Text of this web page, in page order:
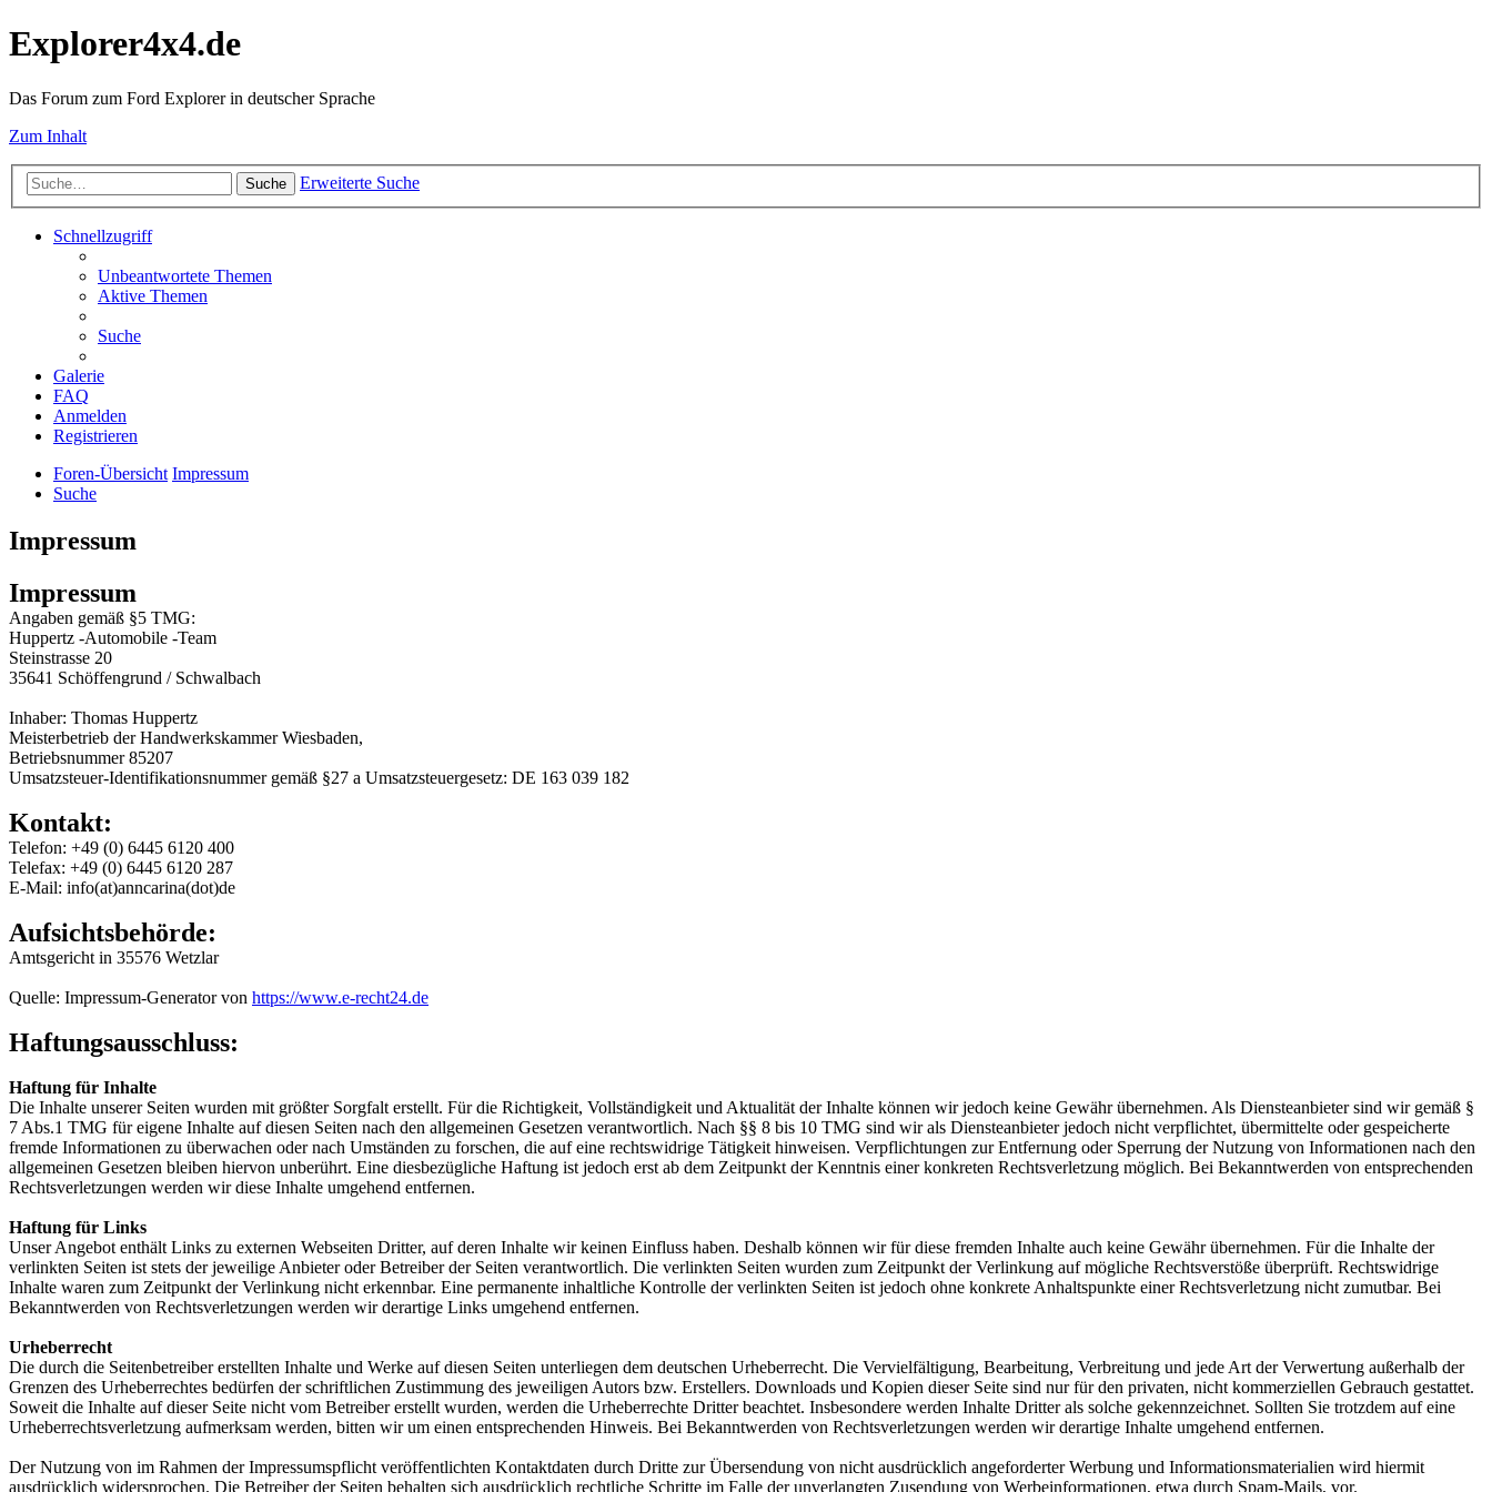
Explorer4x4.de
Das Forum zum Ford Explorer in deutscher Sprache
Zum Inhalt
Suche Erweiterte Suche
Schnellzugriff
Unbeantwortete Themen
Aktive Themen
Suche
Galerie
FAQ
Anmelden
Registrieren
Foren-Übersicht Impressum
Suche
Impressum
Impressum
Angaben gemäß §5 TMG:
Huppertz -Automobile -Team
Steinstrasse 20
35641 Schöffengrund / Schwalbach
Inhaber: Thomas Huppertz
Meisterbetrieb der Handwerkskammer Wiesbaden,
Betriebsnummer 85207
Umsatzsteuer-Identifikationsnummer gemäß §27 a Umsatzsteuergesetz: DE 163 039 182
Kontakt:
Telefon: +49 (0) 6445 6120 400
Telefax: +49 (0) 6445 6120 287
E-Mail: info(at)anncarina(dot)de
Aufsichtsbehörde:
Amtsgericht in 35576 Wetzlar
Quelle: Impressum-Generator von https://www.e-recht24.de
Haftungsausschluss:
Haftung für Inhalte
Die Inhalte unserer Seiten wurden mit größter Sorgfalt erstellt. Für die Richtigkeit, Vollständigkeit und Aktualität der Inhalte können wir jedoch keine Gewähr übernehmen. Als Diensteanbieter sind wir gemäß §
7 Abs.1 TMG für eigene Inhalte auf diesen Seiten nach den allgemeinen Gesetzen verantwortlich. Nach §§ 8 bis 10 TMG sind wir als Diensteanbieter jedoch nicht verpflichtet, übermittelte oder gespeicherte
fremde Informationen zu überwachen oder nach Umständen zu forschen, die auf eine rechtswidrige Tätigkeit hinweisen. Verpflichtungen zur Entfernung oder Sperrung der Nutzung von Informationen nach den
allgemeinen Gesetzen bleiben hiervon unberührt. Eine diesbezügliche Haftung ist jedoch erst ab dem Zeitpunkt der Kenntnis einer konkreten Rechtsverletzung möglich. Bei Bekanntwerden von entsprechenden
Rechtsverletzungen werden wir diese Inhalte umgehend entfernen.
Haftung für Links
Unser Angebot enthält Links zu externen Webseiten Dritter, auf deren Inhalte wir keinen Einfluss haben. Deshalb können wir für diese fremden Inhalte auch keine Gewähr übernehmen. Für die Inhalte der
verlinkten Seiten ist stets der jeweilige Anbieter oder Betreiber der Seiten verantwortlich. Die verlinkten Seiten wurden zum Zeitpunkt der Verlinkung auf mögliche Rechtsverstöße überprüft. Rechtswidrige
Inhalte waren zum Zeitpunkt der Verlinkung nicht erkennbar. Eine permanente inhaltliche Kontrolle der verlinkten Seiten ist jedoch ohne konkrete Anhaltspunkte einer Rechtsverletzung nicht zumutbar. Bei
Bekanntwerden von Rechtsverletzungen werden wir derartige Links umgehend entfernen.
Urheberrecht
Die durch die Seitenbetreiber erstellten Inhalte und Werke auf diesen Seiten unterliegen dem deutschen Urheberrecht. Die Vervielfältigung, Bearbeitung, Verbreitung und jede Art der Verwertung außerhalb der
Grenzen des Urheberrechtes bedürfen der schriftlichen Zustimmung des jeweiligen Autors bzw. Erstellers. Downloads und Kopien dieser Seite sind nur für den privaten, nicht kommerziellen Gebrauch gestattet.
Soweit die Inhalte auf dieser Seite nicht vom Betreiber erstellt wurden, werden die Urheberrechte Dritter beachtet. Insbesondere werden Inhalte Dritter als solche gekennzeichnet. Sollten Sie trotzdem auf eine
Urheberrechtsverletzung aufmerksam werden, bitten wir um einen entsprechenden Hinweis. Bei Bekanntwerden von Rechtsverletzungen werden wir derartige Inhalte umgehend entfernen.
Der Nutzung von im Rahmen der Impressumspflicht veröffentlichten Kontaktdaten durch Dritte zur Übersendung von nicht ausdrücklich angeforderter Werbung und Informationsmaterialien wird hiermit
ausdrücklich widersprochen. Die Betreiber der Seiten behalten sich ausdrücklich rechtliche Schritte im Falle der unverlangten Zusendung von Werbeinformationen, etwa durch Spam-Mails, vor.